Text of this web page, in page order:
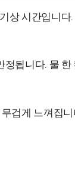
상 시간입니다
됩니다. 물 한
겁게 느껴집